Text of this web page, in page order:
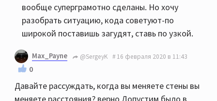
вообще суперграмотно сделаны. Но хочу
разобрать ситуацию, кода советуют-по
широкой поставишь загудят, ставь по узкой.
Max_Payne @SergeyK 16 февраля 2020 в 11:43
0
Давайте рассуждать, когда вы меняете стены вы